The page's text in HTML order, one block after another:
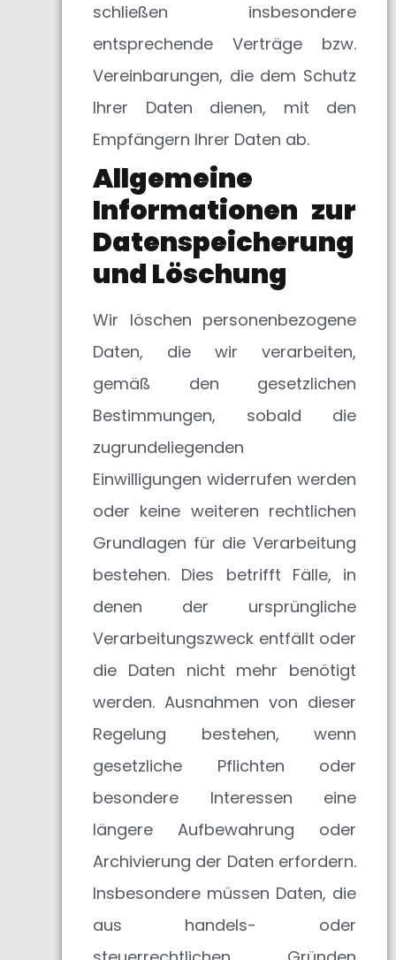
schließen insbesondere
entsprechende Verträge bzw.
Vereinbarungen, die dem Schutz
Ihrer Daten dienen, mit den
Empfängern Ihrer Daten ab.
Allgemeine
Informationen zur
Datenspeicherung
und Löschung
Wir löschen personenbezogene
Daten, die wir verarbeiten,
gemäß den gesetzlichen
Bestimmungen, sobald die
zugrundeliegenden
Einwilligungen widerrufen werden
oder keine weiteren rechtlichen
Grundlagen für die Verarbeitung
bestehen. Dies betrifft Fälle, in
denen der ursprüngliche
Verarbeitungszweck entfällt oder
die Daten nicht mehr benötigt
werden. Ausnahmen von dieser
Regelung bestehen, wenn
gesetzliche Pflichten oder
besondere Interessen eine
längere Aufbewahrung oder
Archivierung der Daten erfordern.
Insbesondere müssen Daten, die
aus handels- oder